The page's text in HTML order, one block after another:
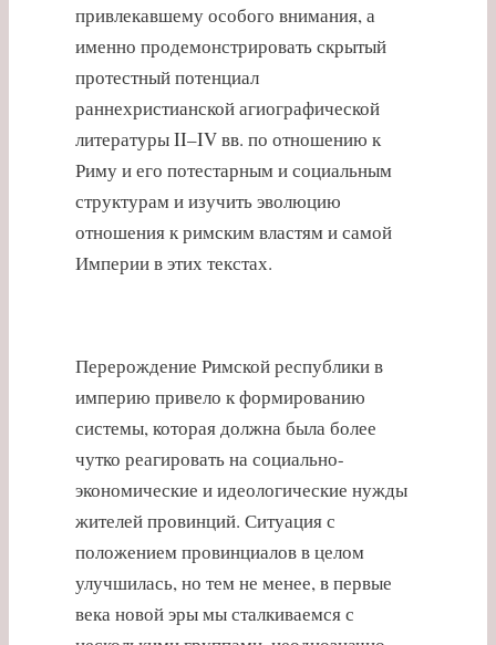
привлекавшему особого внимания, а
именно продемонстрировать скрытый
протестный потенциал
раннехристианской агиографической
литературы II–IV вв. по отношению к
Риму и его потестарным и социальным
структурам и изучить эволюцию
отношения к римским властям и самой
Империи в этих текстах.
Перерождение Римской республики в
империю привело к формированию
системы, которая должна была более
чутко реагировать на социально-
экономические и идеологические нужды
жителей провинций. Ситуация с
положением провинциалов в целом
улучшилась, но тем не менее, в первые
века новой эры мы сталкиваемся с